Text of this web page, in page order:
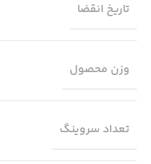
تاریخ انقضا
وزن محصول
تعداد سروینگ